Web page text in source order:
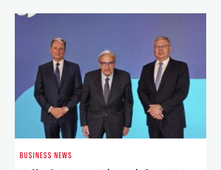
BUSINESS NEWS